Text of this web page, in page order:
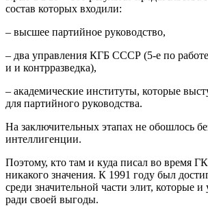
состав которых входили:
– высшее партийное руководство,
– два управления КГБ СССР (5-е по
и и контрразведка),
– академические институты, которые
для партийного руководства.
На заключительных этапах не обошлось
интеллигенции.
Поэтому, кто там и куда писал во время
никакого значения. К 1991 году был
среди значительной части элит, которые
ради своей выгоды.